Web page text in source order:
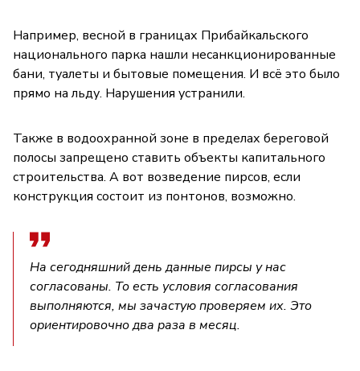
Например, весной в границах Прибайкальского
национального парка нашли несанкционированные
бани, туалеты и бытовые помещения. И всё это было
прямо на льду. Нарушения устранили.
Также в водоохранной зоне в пределах береговой
полосы запрещено ставить объекты капитального
строительства. А вот возведение пирсов, если
конструкция состоит из понтонов, возможно.
На сегодняшний день данные пирсы у нас
согласованы. То есть условия согласования
выполняются, мы зачастую проверяем их. Это
ориентировочно два раза в месяц.